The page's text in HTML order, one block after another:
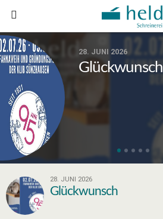
28. JUNI 2026
Glückwunsch
28. JUNI 2026
Glückwunsch